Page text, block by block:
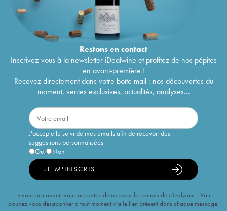
Restons encontact
Inscrivez-vous à la newsletter iDealwine et profitez de nos pépites
en avant-première !
Recevez directement dans votre boîte mail : nos découvertes du
moment, ventes exclusives, actualités, analyses...
J'accepte le suivi de mes emails afin de recevoir des
suggestions personnalisées
Oui
Non
JE M'INSCRIS
En vous inscrivant, vous acceptez de recevoir les emails de iDealwine. Vous
pouvez vous désabonner à tout moment via le lien présent dans chaque message.